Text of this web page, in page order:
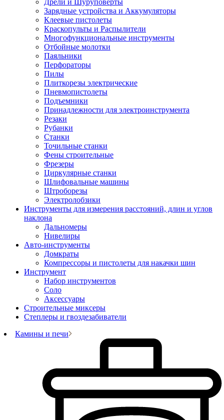
Дрели и Шуруповерты
Зарядные устройства и Аккумуляторы
Клеевые пистолеты
Краскопульты и Распылители
Многофункциональные инструменты
Отбойные молотки
Паяльники
Перфораторы
Пилы
Плиткорезы электрические
Пневмопистолеты
Подъемники
Принадлежности для электроинструмента
Резаки
Рубанки
Станки
Точильные станки
Фены строительные
Фрезеры
Циркулярные станки
Шлифовальные машины
Штроборезы
Электролобзики
Инструменты для измерения расстояний, длин и углов
наклона
Дальномеры
Нивелиры
Авто-инструменты
Домкраты
Компрессоры и пистолеты для накачки шин
Инструмент
Набор инструментов
Соло
Аксессуары
Строительные миксеры
Степлеры и гвоздезабиватели
Камины и печи